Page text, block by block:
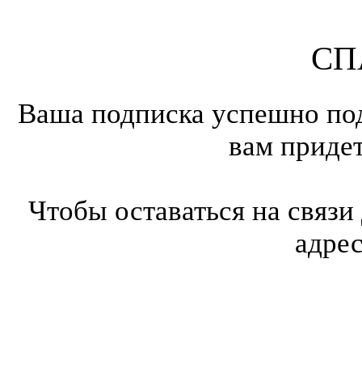
Ваша подписка успешно
вам
Чтобы оставаться на